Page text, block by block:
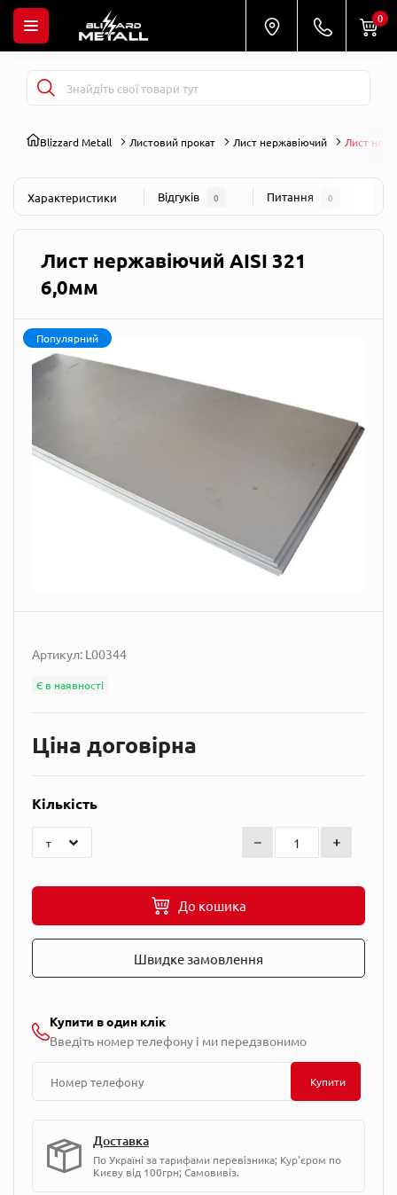
0
Blizzard Metall Листовий прокат Лист нержавіючий Лист
Характеристики Відгуків 0 Питання 0
Лист нержавіючий AISI 321
6,0мм
Популярний
Артикул: L00344
Є в наявності
Ціна договірна
Кількість
До кошика
Швидке замовлення
Купити в один клік
Введіть номер телефону і ми передзвонимо
Купити
Доставка
По Україні за тарифами перевізника; Кур'єром по
Києву від 100грн; Самовивіз.